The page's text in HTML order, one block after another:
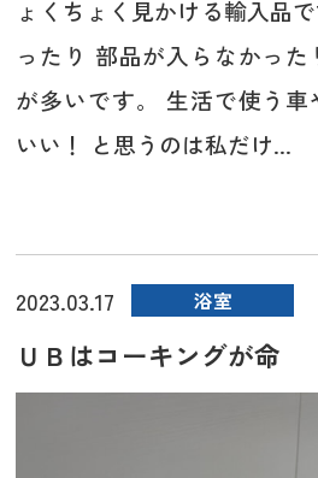
ょくちょく見かける輸入品
ったり 部品が入らなかっ
が多いです。 生活で使う
いい！ と思うのは私だけ...
2023.03.17 浴室
ＵＢはコーキングが命